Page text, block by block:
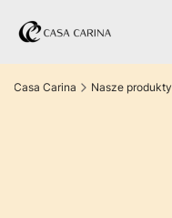
Casa Carina Nasze produkty